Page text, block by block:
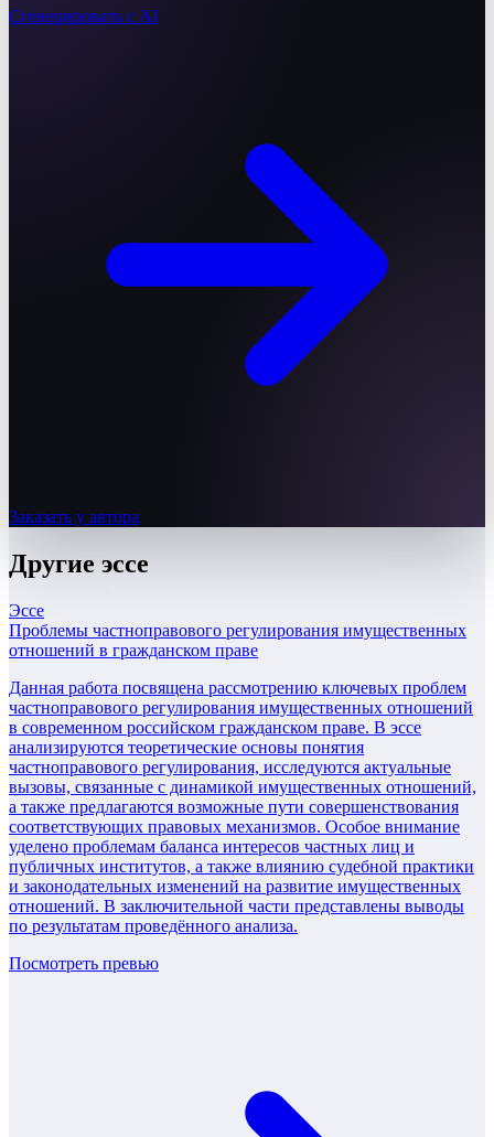
Сгенерировать с AI
Заказать у автора
Другие эссе
Эссе
Проблемы частноправового регулирования имущественных
отношений в гражданском праве
Данная работа посвящена рассмотрению ключевых проблем
частноправового регулирования имущественных отношений
в современном российском гражданском праве. В эссе
анализируются теоретические основы понятия
частноправового регулирования, исследуются актуальные
вызовы, связанные с динамикой имущественных отношений,
а также предлагаются возможные пути совершенствования
соответствующих правовых механизмов. Особое внимание
уделено проблемам баланса интересов частных лиц и
публичных институтов, а также влиянию судебной практики
и законодательных изменений на развитие имущественных
отношений. В заключительной части представлены выводы
по результатам проведённого анализа.
Посмотреть превью